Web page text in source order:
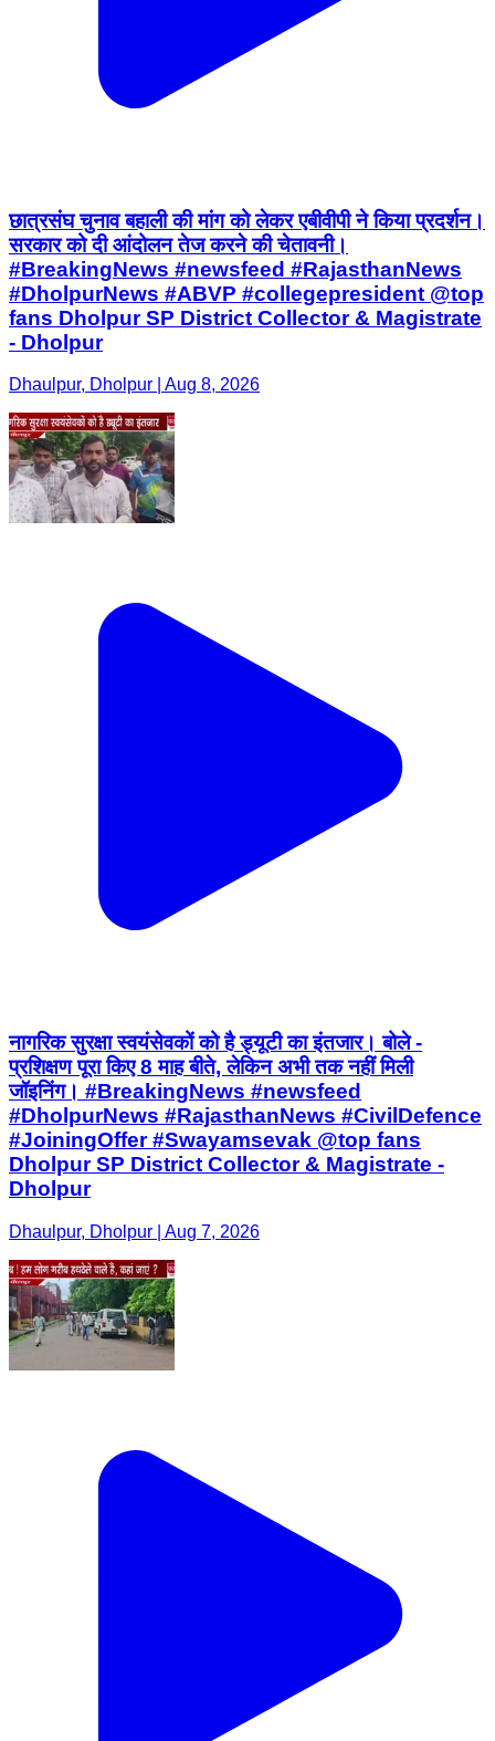
छात्रसंघ चुनाव बहाली की मांग को लेकर एबीवीपी ने किया प्रदर्शन।
सरकार को दी आंदोलन तेज करने की चेतावनी।
#BreakingNews #newsfeed #RajasthanNews
#DholpurNews #ABVP #collegepresident @top
fans Dholpur SP District Collector & Magistrate
- Dholpur
Dhaulpur, Dholpur | Aug 8, 2026
नागरिक सुरक्षा स्वयंसेवकों को है ड्यूटी का इंतजार। बोले -
प्रशिक्षण पूरा किए 8 माह बीते, लेकिन अभी तक नहीं मिली
जॉइनिंग। #BreakingNews #newsfeed
#DholpurNews #RajasthanNews #CivilDefence
#JoiningOffer #Swayamsevak @top fans
Dholpur SP District Collector & Magistrate -
Dholpur
Dhaulpur, Dholpur | Aug 7, 2026